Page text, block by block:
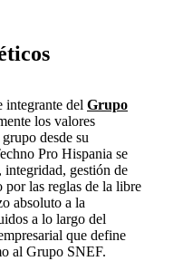
integrante del Grupo
los valores
desde su
Pro Hispania se
gestión de
por las reglas de la libre
absoluto a la
a lo largo del
que define
al Grupo SNEF.